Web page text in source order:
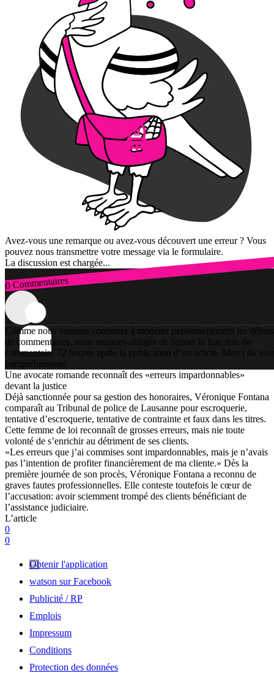
Avez-vous une remarque ou avez-vous découvert une erreur ? Vous
pouvez nous transmettre votre message via le formulaire.
La discussion est chargée...
0 Commentaires
Connexion
Comme nous voulons continuer à modérer personnellement les débats
de commentaires, nous sommes obligés de fermer la fonction de
commentaire 72 heures après la publication d’un article. Merci de
compréhension!
Une avocate romande reconnaît des «erreurs impardonnables»
devant la justice
Déjà sanctionnée pour sa gestion des honoraires, Véronique Fontana
comparaît au Tribunal de police de Lausanne pour escroquerie,
tentative d’escroquerie, tentative de contrainte et faux dans les titres.
Cette femme de loi reconnaît de grosses erreurs, mais nie toute
volonté de s’enrichir au détriment de ses clients.
«Les erreurs que j’ai commises sont impardonnables, mais je n’avais
pas l’intention de profiter financièrement de ma cliente.» Dès la
première journée de son procès, Véronique Fontana a reconnu de
graves fautes professionnelles. Elle conteste toutefois le cœur de
l’accusation: avoir sciemment trompé des clients bénéficiant de
l’assistance judiciaire.
L’article
0
0
Obtenir l'application
watson sur Facebook
Publicité / RP
Emplois
Impressum
Conditions
Protection des données